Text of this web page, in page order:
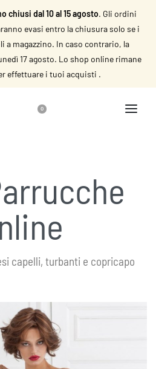
chiusi dal 10 al 15 agosto. Gli ordini
evasi entro la chiusura solo se i
magazzino. In caso contrario, la
17 agosto. Lo shop online rimane
effettuare i tuoi acquisti .
0
capelli, turbanti e copricapo